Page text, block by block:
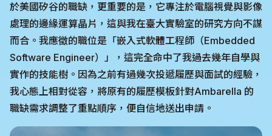
於美國矽谷的職缺，更重要的是，它專注於電腦視覺與影像
處理的邊緣運算晶片，這與我在臺大實驗室的研究方向不謀
而合。我應徵的職位是「嵌入式軟體工程師（Embedded
Software Engineer）」，這完全命中了我過去幾年自學與
實作的技能樹。因為之前有過幾次投遞履歷與面試的經驗，
我心態上相對從容，將原有的履歷模板針對Ambarella 的
職缺需求調整了重點順序，便自信地送出申請。